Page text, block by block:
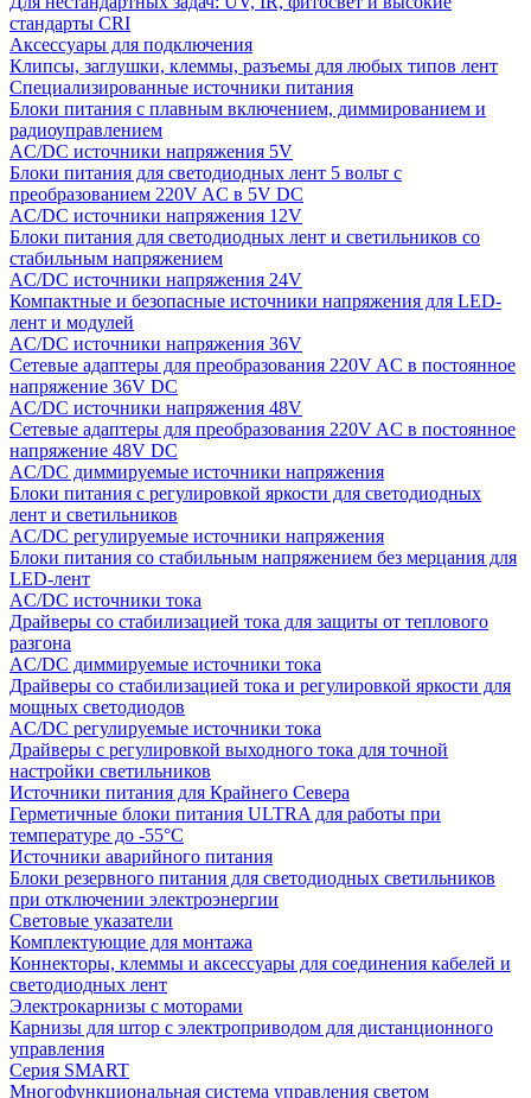
стандарты CRI
Аксессуары для подключения
Клипсы, заглушки, клеммы, разъемы для любых типов лент
Специализированные источники питания
Блоки питания с плавным включением, диммированием и
радиоуправлением
AC/DC источники напряжения 5V
Блоки питания для светодиодных лент 5 вольт с
преобразованием 220V AC в 5V DC
AC/DC источники напряжения 12V
Блоки питания для светодиодных лент и светильников со
стабильным напряжением
AC/DC источники напряжения 24V
Компактные и безопасные источники напряжения для LED-
лент и модулей
AC/DC источники напряжения 36V
Сетевые адаптеры для преобразования 220V AC в постоянное
напряжение 36V DC
AC/DC источники напряжения 48V
Сетевые адаптеры для преобразования 220V AC в постоянное
напряжение 48V DC
AC/DC диммируемые источники напряжения
Блоки питания с регулировкой яркости для светодиодных
лент и светильников
AC/DC регулируемые источники напряжения
Блоки питания со стабильным напряжением без мерцания для
LED-лент
AC/DC источники тока
Драйверы со стабилизацией тока для защиты от теплового
разгона
AC/DC диммируемые источники тока
Драйверы со стабилизацией тока и регулировкой яркости для
мощных светодиодов
AC/DC регулируемые источники тока
Драйверы с регулировкой выходного тока для точной
настройки светильников
Источники питания для Крайнего Севера
Герметичные блоки питания ULTRA для работы при
температуре до -55°C
Источники аварийного питания
Блоки резервного питания для светодиодных светильников
при отключении электроэнергии
Световые указатели
Комплектующие для монтажа
Коннекторы, клеммы и аксессуары для соединения кабелей и
светодиодных лент
Электрокарнизы с моторами
Карнизы для штор с электроприводом для дистанционного
управления
Серия SMART
Многофункциональная система управления светом